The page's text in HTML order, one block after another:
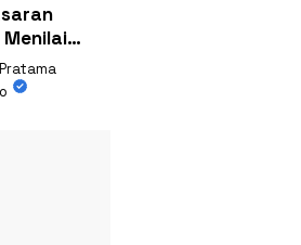
Menilai
Lewat
Itu